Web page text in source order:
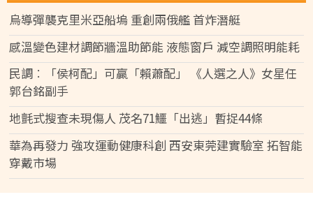
烏導彈襲克里米亞船塢 重創兩俄艦 首炸潛艇
感溫變色建材調節牆溫助節能 液態窗戶 減空調照明能耗
民調︰「侯柯配」可贏「賴蕭配」 《人選之人》女星任
郭台銘副手
地氈式搜查未現傷人 茂名71鱷「出逃」暫捉44條
華為再發力 強攻運動健康科創 西安東莞建實驗室 拓智能
穿戴市場